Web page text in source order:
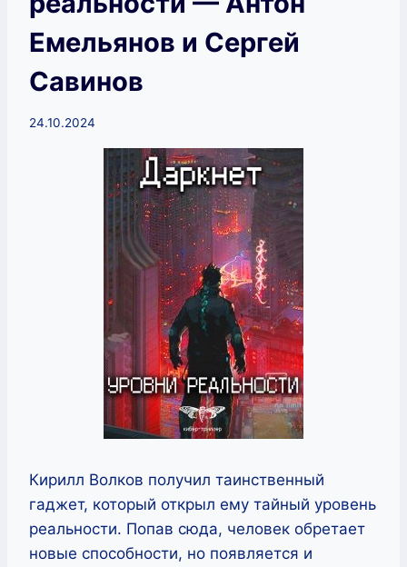
Емельянов и Сергей
Савинов
24.10.2024
Кирилл Волков получил таинственный
гаджет, который открыл ему тайный уровень
реальности. Попав сюда, человек обретает
новые способности, но появляется и